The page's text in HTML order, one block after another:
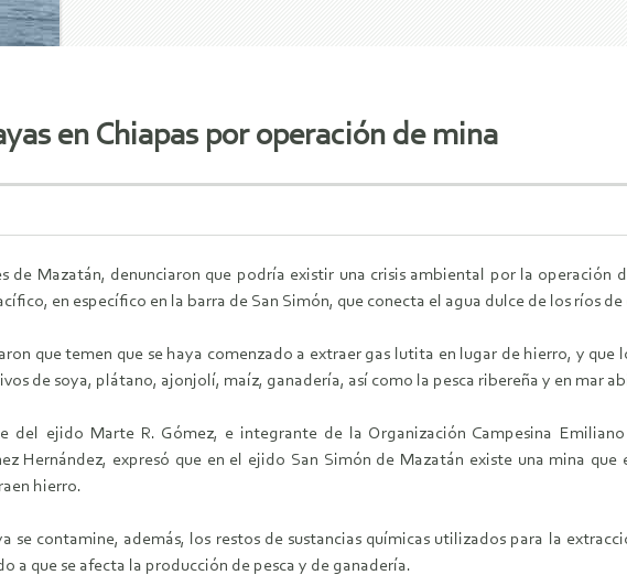
en Chiapas por operación de mina
de Mazatán, denunciaron que podría existir una crisis ambiental por la operación
en específico en la barra de San Simón, que conecta el agua dulce de los ríos
que temen que se haya comenzado a extraer gas lutita en lugar de hierro, y que
de soya, plátano, ajonjolí, maíz, ganadería, así como la pesca ribereña y en mar
del ejido Marte R. Gómez, e integrante de la Organización Campesina
Hernández, expresó que en el ejido San Simón de Mazatán existe una mina
hierro.
se contamine, además, los restos de sustancias químicas utilizados para la
a que se afecta la producción de pesca y de ganadería.